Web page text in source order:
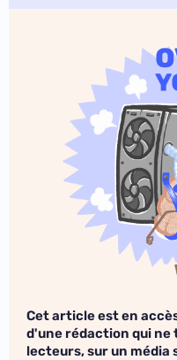
Cet article est en
d'une rédaction qui ne
lecteurs, sur un média